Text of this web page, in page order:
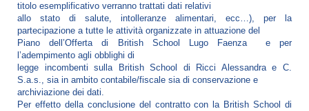
titolo esemplificativo verranno trattati dati relativi
allo stato di salute, intolleranze alimentari, ecc…), per la
partecipazione a tutte le attività organizzate in attuazione del
Piano dell’Offerta di British School Lugo Faenza e per
l’adempimento agli obblighi di
legge incombenti sulla British School di Ricci Alessandra e C.
S.a.s., sia in ambito contabile/fiscale sia di conservazione e
archiviazione dei dati.
Per effetto della conclusione del contratto con la British School di